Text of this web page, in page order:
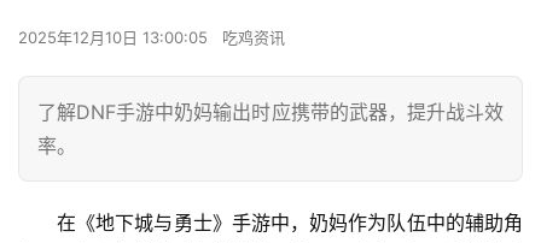
2025年12月10日 13:00:05 吃鸡资讯
了解DNF手游中奶妈输出时应携带的武器，提升战斗效
率。
在《地下城与勇士》手游中，奶妈作为队伍中的辅助角